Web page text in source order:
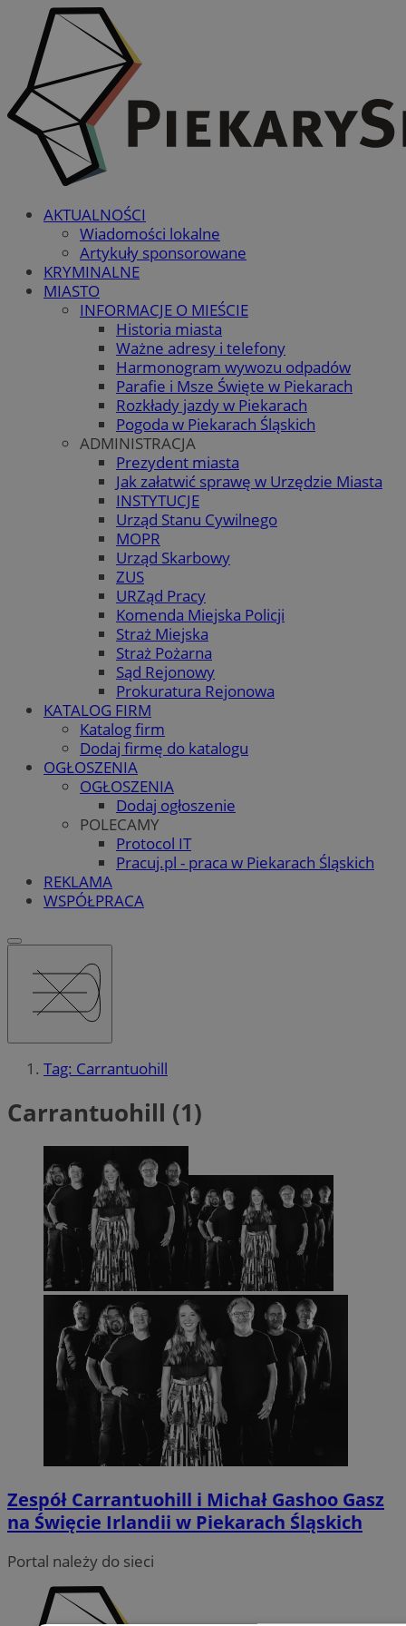
AKTUALNOŚCI
Wiadomości lokalne
Artykuły sponsorowane
KRYMINALNE
MIASTO
INFORMACJE O MIEŚCIE
Historia miasta
Ważne adresy i telefony
Harmonogram wywozu odpadów
Parafie i Msze Święte w Piekarach
Rozkłady jazdy w Piekarach
Pogoda w Piekarach Śląskich
ADMINISTRACJA
Prezydent miasta
Jak załatwić sprawę w Urzędzie Miasta
INSTYTUCJE
Urząd Stanu Cywilnego
MOPR
Urząd Skarbowy
ZUS
URZąd Pracy
Komenda Miejska Policji
Straż Miejska
Straż Pożarna
Sąd Rejonowy
Prokuratura Rejonowa
KATALOG FIRM
Katalog firm
Dodaj firmę do katalogu
OGŁOSZENIA
OGŁOSZENIA
Dodaj ogłoszenie
POLECAMY
Protocol IT
Pracuj.pl - praca w Piekarach Śląskich
REKLAMA
WSPÓŁPRACA
Tag: Carrantuohill
Carrantuohill (1)
Zespół Carrantuohill i Michał Gashoo Gasz
na Święcie Irlandii w Piekarach Śląskich
Portal należy do sieci